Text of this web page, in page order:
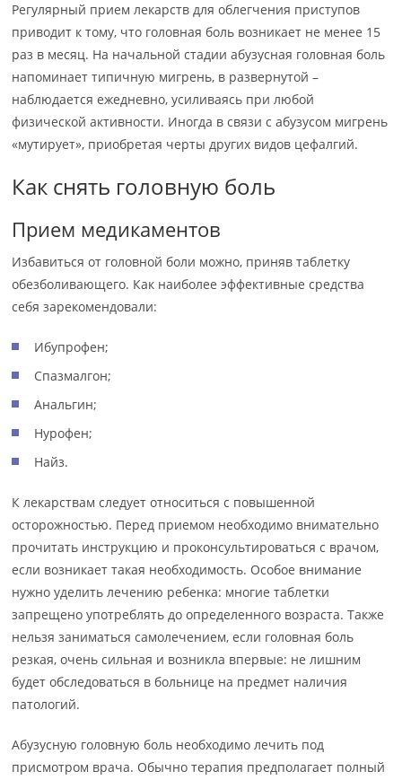
Регулярный прием лекарств для облегчения приступов
приводит к тому, что головная боль возникает не менее 15
раз в месяц. На начальной стадии абузусная головная боль
напоминает типичную мигрень, в развернутой –
наблюдается ежедневно, усиливаясь при любой
физической активности. Иногда в связи с абузусом мигрень
«мутирует», приобретая черты других видов цефалгий.
Как снять головную боль
Прием медикаментов
Избавиться от головной боли можно, приняв таблетку
обезболивающего. Как наиболее эффективные средства
себя зарекомендовали:
Ибупрофен;
Спазмалгон;
Анальгин;
Нурофен;
Найз.
К лекарствам следует относиться с повышенной
осторожностью. Перед приемом необходимо внимательно
прочитать инструкцию и проконсультироваться с врачом,
если возникает такая необходимость. Особое внимание
нужно уделить лечению ребенка: многие таблетки
запрещено употреблять до определенного возраста. Также
нельзя заниматься самолечением, если головная боль
резкая, очень сильная и возникла впервые: не лишним
будет обследоваться в больнице на предмет наличия
патологий.
Абузусную головную боль необходимо лечить под
присмотром врача. Обычно терапия предполагает полный